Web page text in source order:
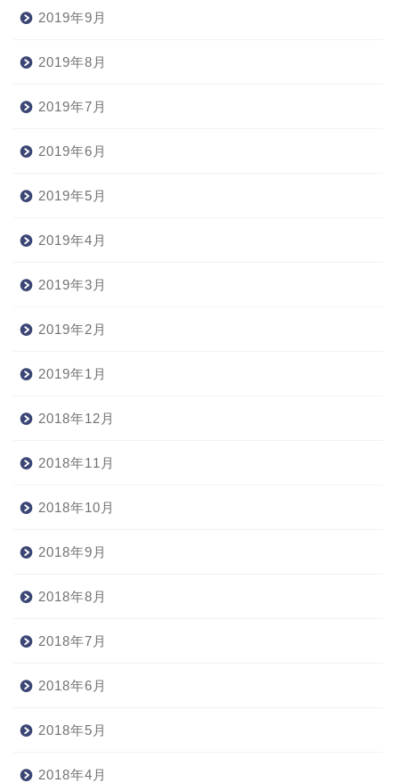
2019年9月
2019年8月
2019年7月
2019年6月
2019年5月
2019年4月
2019年3月
2019年2月
2019年1月
2018年12月
2018年11月
2018年10月
2018年9月
2018年8月
2018年7月
2018年6月
2018年5月
2018年4月